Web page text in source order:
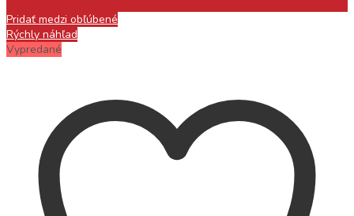
Pridať medzi obľúbené
Rýchly náhľad
Vypredané